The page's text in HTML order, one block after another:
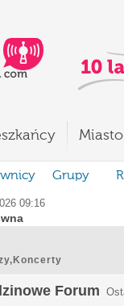
Miasto
Grupy
09:16
Forum